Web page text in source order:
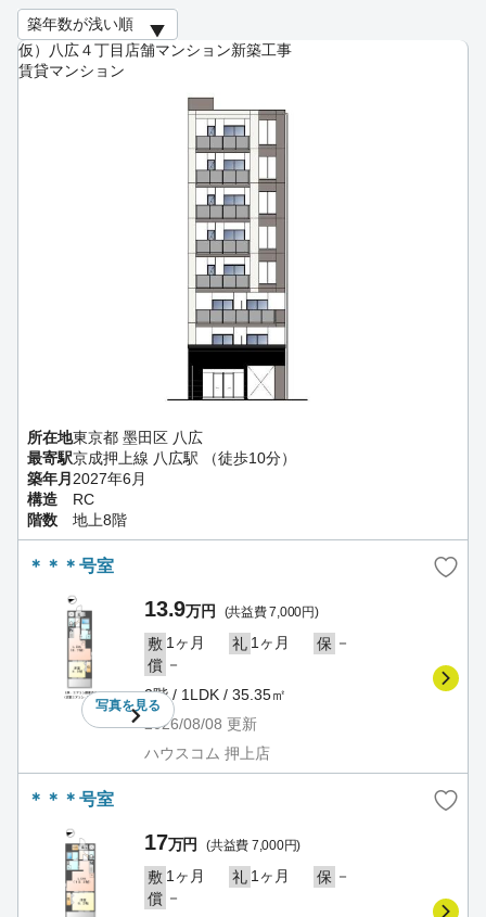
仮）八広４丁目店舗マンション新築工事
賃貸マンション
所在地東京都 墨田区 八広
最寄駅京成押上線 八広駅 （徒歩10分）
築年月2027年6月
構造
RC
階数
地上8階
＊＊＊号室
写真を見る
13.9万円 (共益費 7,000円)
敷 1ヶ月 礼 1ヶ月 保 －
償 －
2階 / 1LDK / 35.35㎡
2026/08/08 更新
ハウスコム 押上店
＊＊＊号室
17万円 (共益費 7,000円)
敷 1ヶ月 礼 1ヶ月 保 －
償 －